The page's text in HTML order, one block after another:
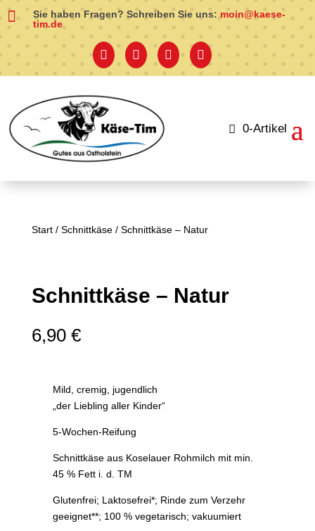
 Sie haben Fragen? Schreiben Sie uns: moin@kaese-
tim.de
   
0-Artikel
Start/ Schnittkäse/ Schnittkäse – Natur
Schnittkäse – Natur
6,90 €
Mild, cremig, jugendlich
„der Liebling aller Kinder“
5-Wochen-Reifung
Schnittkäse aus Koselauer Rohmilch mit min.
45 % Fett i. d. TM
Glutenfrei; Laktosefrei*; Rinde zum Verzehr
geeignet**; 100 % vegetarisch; vakuumiert